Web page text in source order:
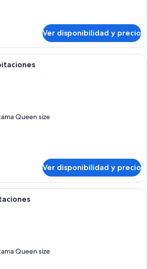
Ver disponibilidad y precio
Habitación de hotel con una cama
Queen size
Ver disponibilidad y precio
Una habitación de hotel moderna
Queen size